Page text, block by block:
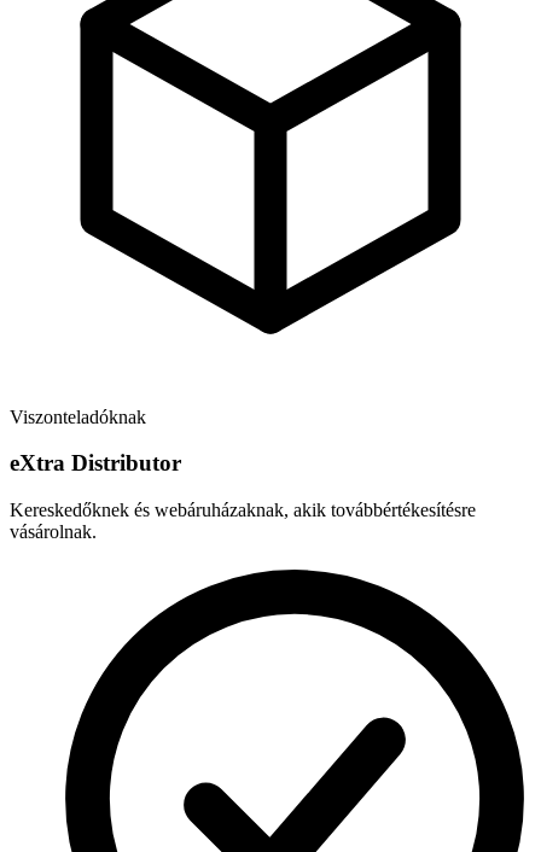
Viszonteladóknak
eXtra Distributor
Kereskedőknek és webáruházaknak, akik továbbértékesítésre
vásárolnak.